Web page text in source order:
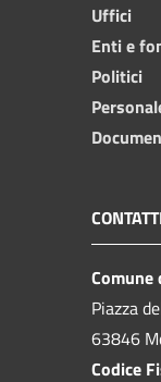
Uffici
Enti e
Politici
Piazza
63846
Codice